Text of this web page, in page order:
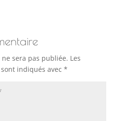
sera pas publiée. Les
indiqués avec *